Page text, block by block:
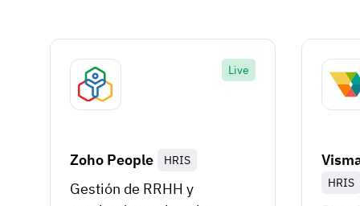
Live
Zoho People HRIS
Gestión de RRHH y
HRIS